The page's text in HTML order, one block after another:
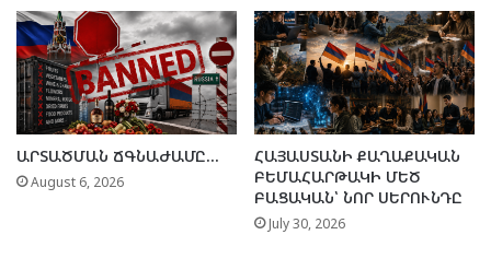
ԱՐՏԱԾՄԱՆ ՃԳՆԱԺԱՄԸ…
August 6, 2026
ՀԱՅԱՍՏԱՆԻ ՔԱՂԱՔԱԿԱՆ
ԲԵՄԱՀԱՐԹԱԿԻ ՄԵԾ
ԲԱՑԱԿԱՆ՝ ՆՈՐ ՍԵՐՈՒՆԴԸ
July 30, 2026